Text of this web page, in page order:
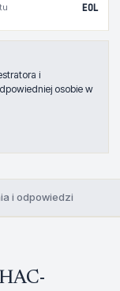
EOL
i
osobie w
i odpowiedzi